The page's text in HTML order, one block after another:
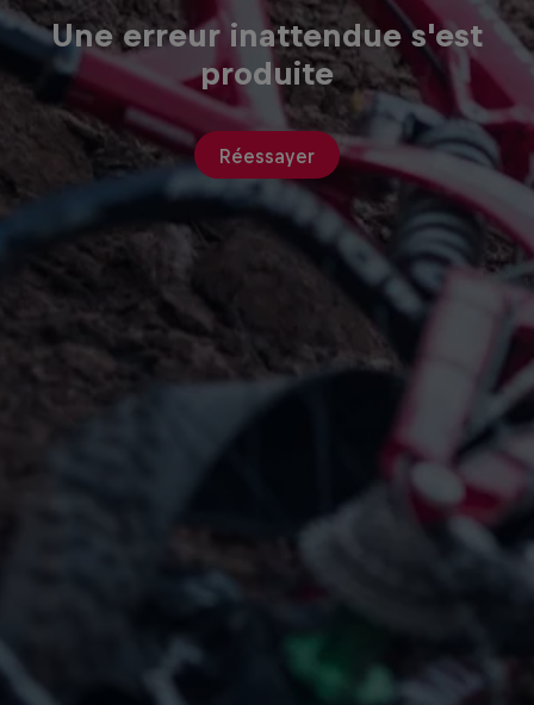
Une erreur inattendue s'est
produite
Réessayer